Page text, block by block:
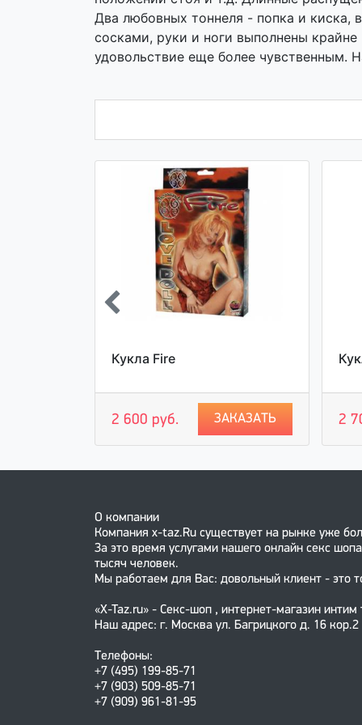
Два любовных тоннеля - попка и киска,
сосками, руки и ноги выполнены
удовольствие еще более чувственным.
Кукла Fire
2 600 руб. ЗАКАЗАТЬ 2
О компании
Компания x-taz.Ru существует на рынке уже
За это время услугами нашего онлайн секс
тысяч человек.
Мы работаем для Вас: довольный клиент - это
«X-Taz.ru» - Секс-шоп , интернет-магазин
Наш адрес: г. Москва ул. Багрицкого д. 16 кор.2
Телефоны:
+7 (495) 199-85-71
+7 (903) 509-85-71
+7 (909) 961-81-95